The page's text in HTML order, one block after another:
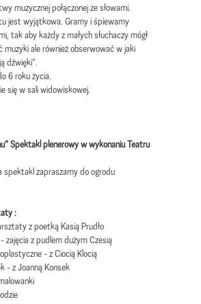
muzycznej połączonej ze słowami.
jest wyjątkowa. Gramy i śpiewamy
tak aby każdy z małych słuchaczy mógł
muzyki ale również obserwować w jaki
dźwięki”.
6 roku życia.
się w sali widowiskowej.
Spektakl plenerowy w wykonaniu Teatru
spektakl zapraszamy do ogrodu
:
z poetką Kasią Prudło
zajęcia z pudlem dużym Czesią
- z Ciocią Klocią
- z Joanną Konsek